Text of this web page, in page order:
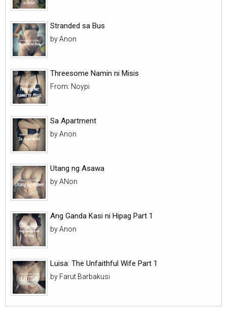
Stranded sa Bus
by Anon
Threesome Namin ni Misis
From: Noypi
Sa Apartment
by Anon
Utang ng Asawa
by ANon
Ang Ganda Kasi ni Hipag Part 1
by Anon
Luisa: The Unfaithful Wife Part 1
by Farut Barbakusi